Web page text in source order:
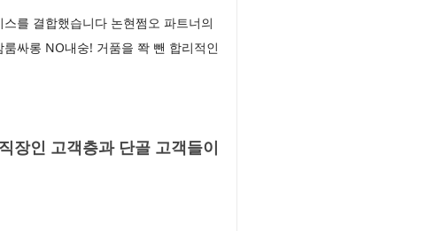
를 결합했습니다 논현쩜오 파트너의
싸롱 NO내숭! 거품을 쫙 뺀 합리적인
장인 고객층과 단골 고객들이